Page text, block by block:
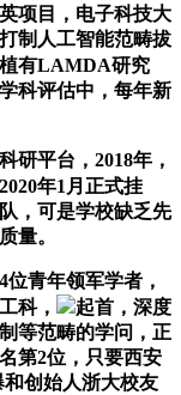
项目，电子科技大
制人工智能范畴拔
有LAMDA研究
科评估中，每年新
平台，2018年，
2020年1月正式挂
，可是学校缺乏先
量。
青年领军学者，
科，
起首，深度
等范畴的学问，正
第2位，只要西安
和创始人浙大校友